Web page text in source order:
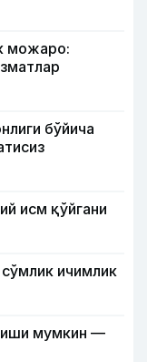
можаро:
бўйича
исм қўйгани
ичимлик
мумкин —